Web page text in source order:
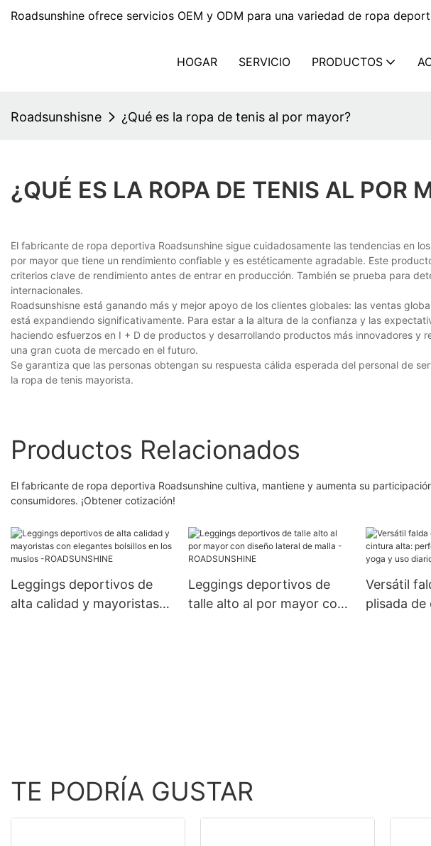
Roadsunshine ofrece servicios OEM y ODM para una variedad de ropa
HOGAR SERVICIO PRODUCTOS
Roadsunshisne ¿Qué es la ropa de tenis al por mayor?
¿QUÉ ES LA ROPA DE TENIS AL POR
El fabricante de ropa deportiva Roadsunshine sigue cuidadosamente las tendencias en
por mayor que tiene un rendimiento confiable y es estéticamente agradable. Este
criterios clave de rendimiento antes de entrar en producción. También se prueba para
internacionales.
Roadsunshisne está ganando más y mejor apoyo de los clientes globales: las ventas
está expandiendo significativamente. Para estar a la altura de la confianza y las
haciendo esfuerzos en I + D de productos y desarrollando productos más innovadores y
una gran cuota de mercado en el futuro.
Se garantiza que las personas obtengan su respuesta cálida esperada del personal de
la ropa de tenis mayorista.
Productos Relacionados
El fabricante de ropa deportiva Roadsunshine cultiva, mantiene y aumenta su
consumidores. ¡Obtener cotización!
Leggings deportivos de
alta calidad y mayoristas
Leggings deportivos de
talle alto al por mayor con
Versátil
plisada de
TE PODRÍA GUSTAR